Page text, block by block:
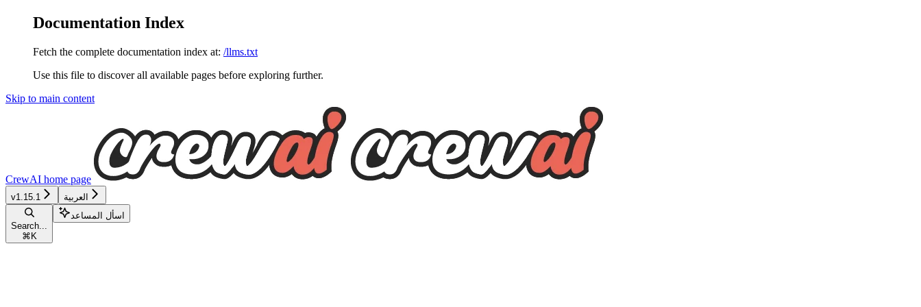
Documentation Index
Fetch the complete documentation index at: /llms.txt
Use this file to discover all available pages before exploring further.
Skip to main content
CrewAI home page
v1.15.1 العربية
Search...
⌘ K
اسأل المساعد